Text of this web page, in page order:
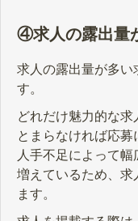
④求人の露出量
求人の露出量が多い
す。
どれだけ魅力的な
とまらなければ応募
人手不足によって
増えているため、求
ます。